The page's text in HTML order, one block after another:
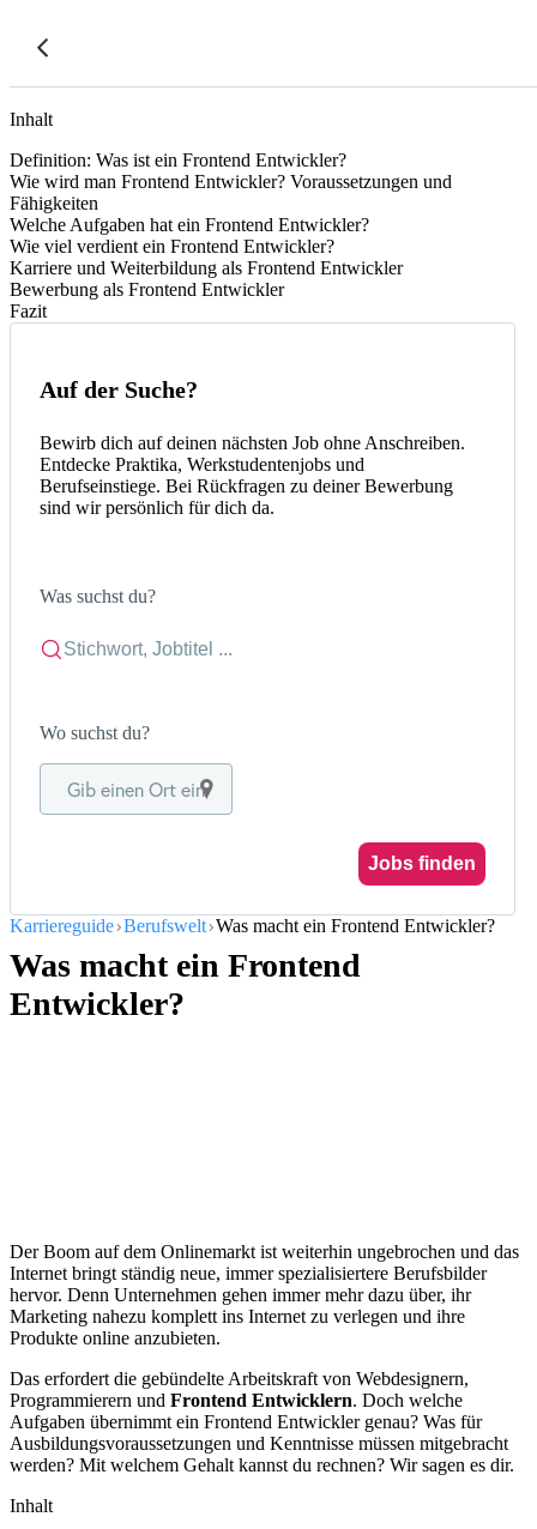
Inhalt
Definition: Was ist ein Frontend Entwickler?
Wie wird man Frontend Entwickler? Voraussetzungen und
Fähigkeiten
Welche Aufgaben hat ein Frontend Entwickler?
Wie viel verdient ein Frontend Entwickler?
Karriere und Weiterbildung als Frontend Entwickler
Bewerbung als Frontend Entwickler
Fazit
Auf der Suche?
Bewirb dich auf deinen nächsten Job ohne Anschreiben.
Entdecke Praktika, Werkstudentenjobs und
Berufseinstiege. Bei Rückfragen zu deiner Bewerbung
sind wir persönlich für dich da.
Was suchst du?
Wo suchst du?
Gib einen Ort ein
Jobs finden
Karriereguide Berufswelt Was macht ein Frontend Entwickler?
Was macht ein Frontend
Entwickler?
Der Boom auf dem Onlinemarkt ist weiterhin ungebrochen und das
Internet bringt ständig neue, immer spezialisiertere Berufsbilder
hervor. Denn Unternehmen gehen immer mehr dazu über, ihr
Marketing nahezu komplett ins Internet zu verlegen und ihre
Produkte online anzubieten.
Das erfordert die gebündelte Arbeitskraft von Webdesignern,
Programmierern und Frontend Entwicklern. Doch welche
Aufgaben übernimmt ein Frontend Entwickler genau? Was für
Ausbildungsvoraussetzungen und Kenntnisse müssen mitgebracht
werden? Mit welchem Gehalt kannst du rechnen? Wir sagen es dir.
Inhalt